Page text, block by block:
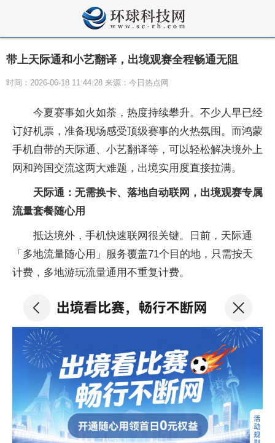
带上天际通和小艺翻译，出境观赛全程畅通无阻
时间：2026-06-18 11:44:28 来源：今日热点网
今夏赛事如火如荼，热度持续攀升。不少人早已经
订好机票，准备现场感受顶级赛事的火热氛围。而鸿蒙
手机自带的天际通、小艺翻译等，可以轻松解决境外上
网和跨国交流这两大难题，出境实用度直接拉满。
天际通：无需换卡、落地自动联网，出境观赛专属
流量套餐随心用
抵达境外，手机快速联网很关键。日前，天际通
「多地流量随心用」服务覆盖71个目的地，只需按天
计费，多地游玩流量通用不重复计费。